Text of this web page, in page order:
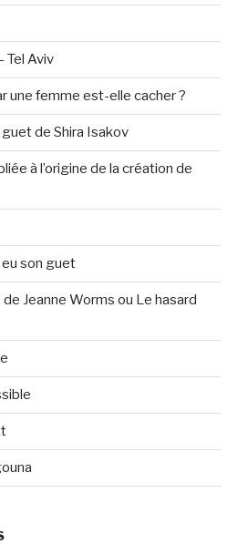
Tel Aviv
une femme est-elle cacher ?
de Shira Isakov
à l’origine de la création de
son guet
Jeanne Worms ou Le hasard